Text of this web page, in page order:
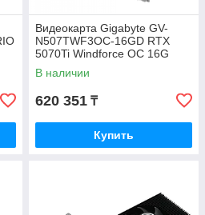
Видеокарта Gigabyte GV-
N507TWF3OC-16GD RTX
5070Ti Windforce OC 16G
GDDR7 BOX
В наличии
620 351 ₸
Купить